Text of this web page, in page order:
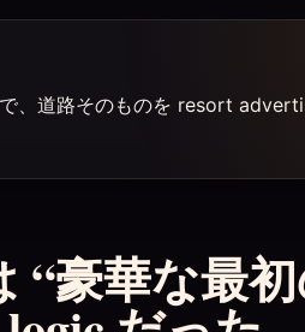
、道路そのものを resort
“豪華な最